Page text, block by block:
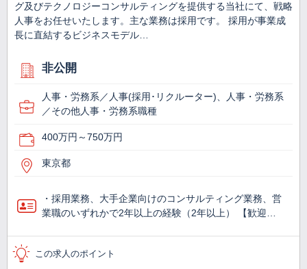
グ及びテクノロジーコンサルティングを提供する当社にて、戦略
人事をお任せいたします。主な業務は採用です。 採用が事業成
長に直結するビジネスモデル…
非公開
人事・労務系／人事(採用･リクルーター)、人事・労務系
／その他人事・労務系職種
400万円～750万円
東京都
・採用業務、大手企業向けのコンサルティング業務、営
業職のいずれかで2年以上の経験（2年以上） 【歓迎…
この求人のポイント